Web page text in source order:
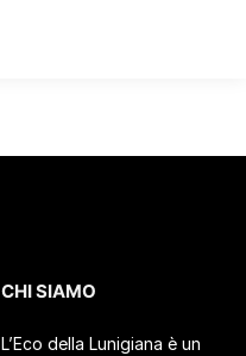
CHI SIAMO
L’Eco della Lunigiana è un